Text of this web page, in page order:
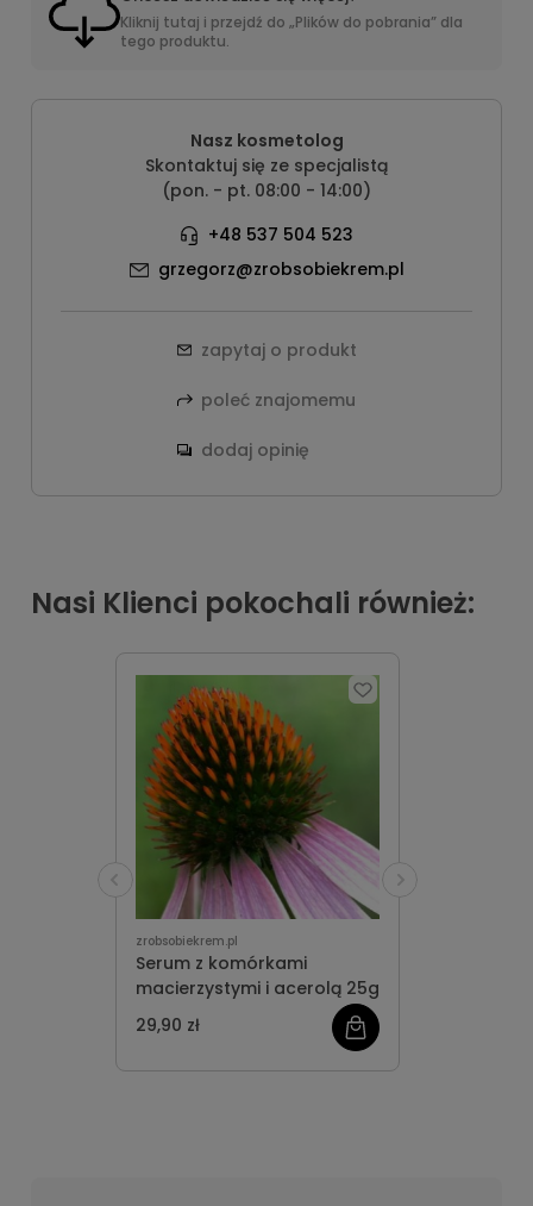
Kliknij tutaj i przejdź do „Plików do pobrania” dla
tego produktu.
Nasz kosmetolog
Skontaktuj się ze specjalistą
(pon. - pt. 08:00 - 14:00)
+48 537 504 523
grzegorz@zrobsobiekrem.pl
zapytaj o produkt
poleć znajomemu
dodaj opinię
Nasi Klienci pokochali również:
zrobsobiekrem.pl
Serum z komórkami
macierzystymi i acerolą 25g
29,90 zł